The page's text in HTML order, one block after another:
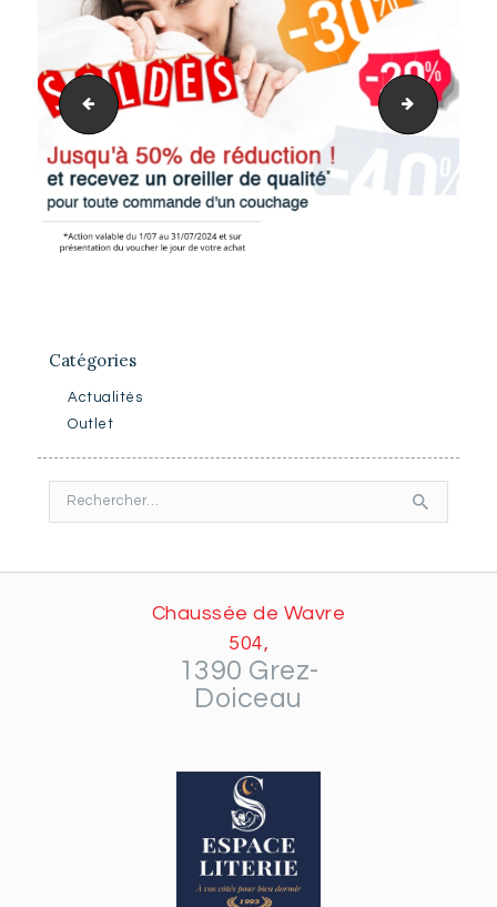
AdobeStock_625980073
Catégories
Actualités
Outlet
Rechercher :
Chaussée de Wavre
504,
1390 Grez-
Doiceau